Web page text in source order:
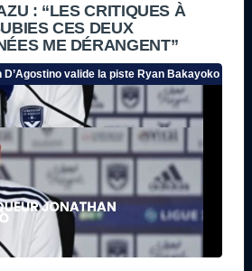
: “LES CRITIQUES À
CES DEUX
ME DÉRANGENT”